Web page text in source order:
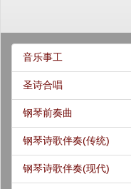
音乐事工
圣诗合唱
钢琴前奏曲
钢琴诗歌伴奏(传统)
钢琴诗歌伴奏(现代)